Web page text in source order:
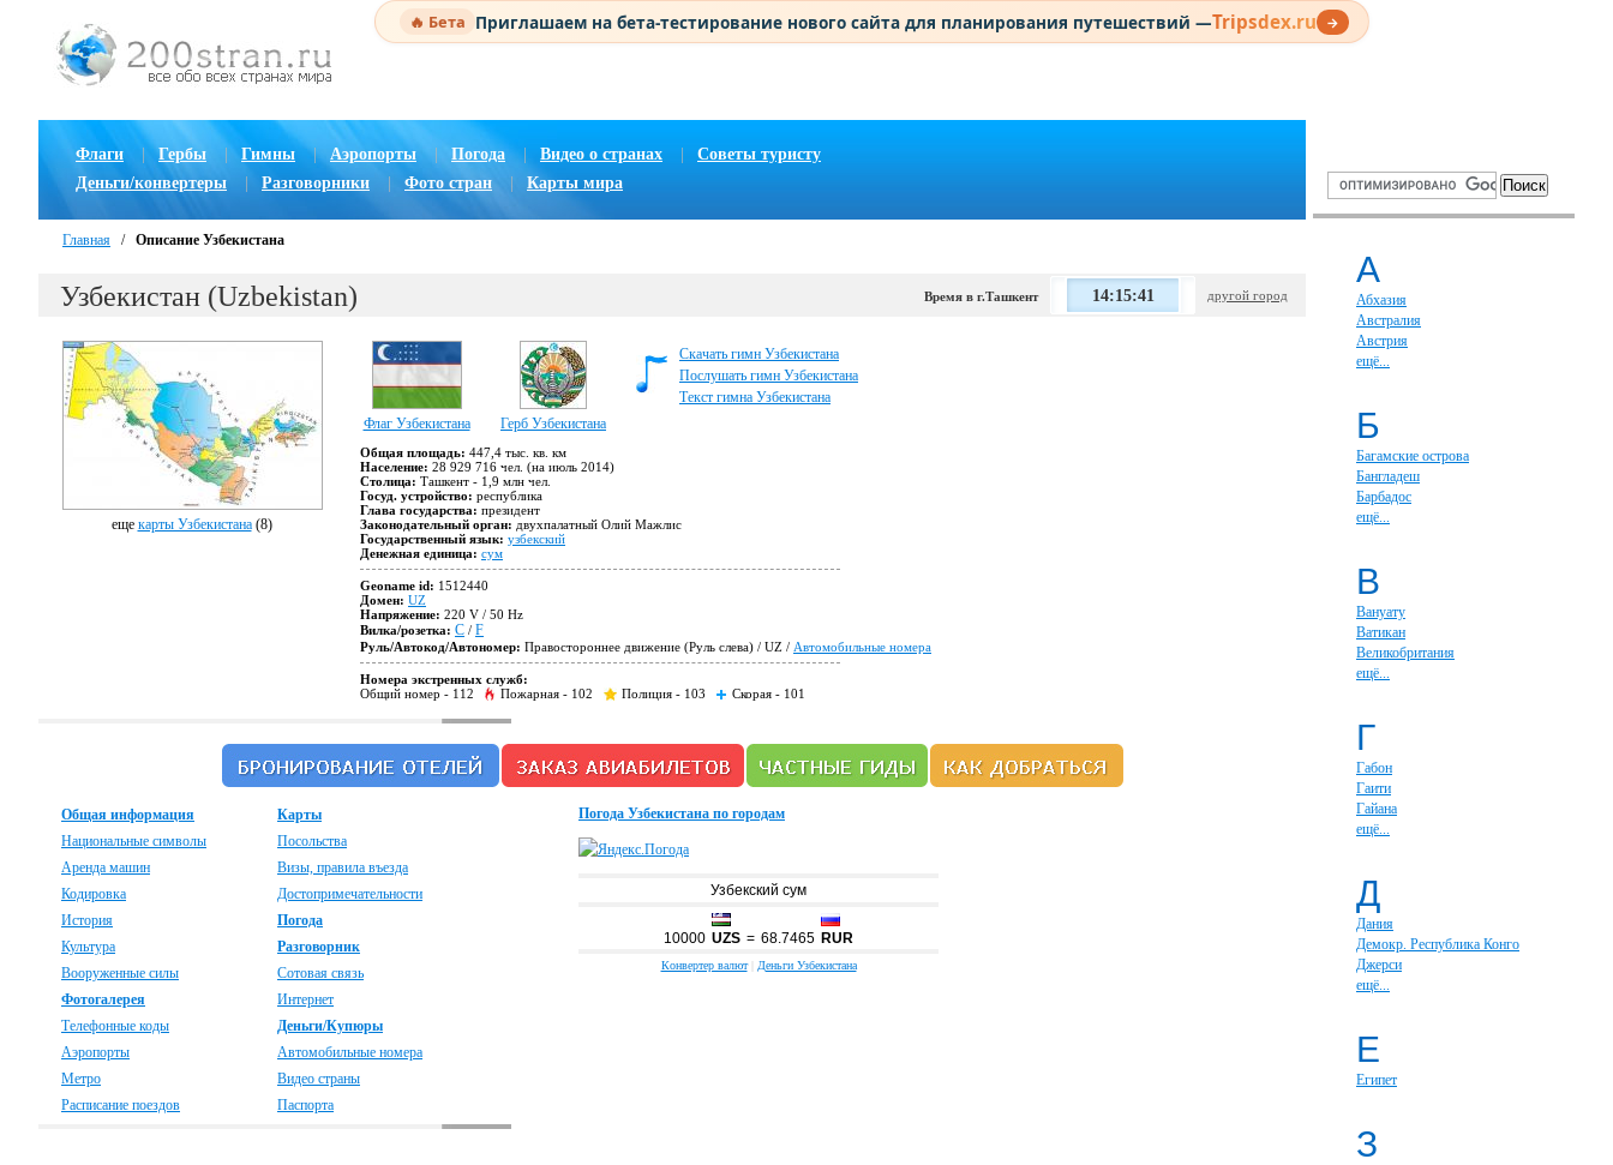
🔥 Бета Приглашаем на бета-тестирование нового сайта для планирования путешествий —Tripsdex.ru →
Флаги Гербы Гимны | Аэропорты Погода | Видео о странах
Советы туристу
Деньги/конвертеры
Разговорники Фото стран Карты мира
Главная / Описание Узбекистана
Время в г.Ташкент 14:15:42 другой город
Узбекистан (Uzbekistan)
еще карты Узбекистана(8)
Флаг Узбекистана Герб Узбекистана
Скачать гимн Узбекистана
Послушать гимн Узбекистана
Текст гимна Узбекистана
Общая площадь: 447,4 тыс. кв. км
Население: 28 929 716 чел. (на июль 2014)
Столица: Ташкент - 1,9 млн чел.
Госуд. устройство: республика
Глава государства: президент
Законодательный орган: двухпалатный Олий Мажлис
Государственный язык: узбекский
Денежная единица: сум
Geoname id: 1512440
Домен: UZ
Напряжение: 220 V / 50 Hz
Вилка/розетка: C / F
Руль/Автокод/Автономер: Правостороннее движение (Руль слева) / UZ / Автомобильные номера
Номера экстренных служб:
Общий номер - 112 Пожарная - 102 Полиция - 103 Скорая - 101
Общая информация
Национальные символы
Аренда машин
Кодировка
История
Культура
Вооруженные силы
Фотогалерея
Телефонные коды
Аэропорты
Метро
Расписание поездов
Карты
Посольства
Визы, правила въезда
Достопримечательности
Погода
Разговорник
Сотовая связь
Интернет
Деньги/Купюры
Автомобильные номера
Видео страны
Паспорта
Погода Узбекистана по городам
Узбекский сум
10000 UZS = 68.7465 RUR
Конвертер валют| Деньги Узбекистана
А
Абхазия
Австралия
Австрия
ещё...
Б
Багамские острова
Бангладеш
Барбадос
ещё...
В
Вануату
Ватикан
Великобритания
ещё...
Г
Габон
Гаити
Гайана
ещё...
Д
Дания
Демокр. Республика Конго
Джерси
ещё...
Е
Египет
З